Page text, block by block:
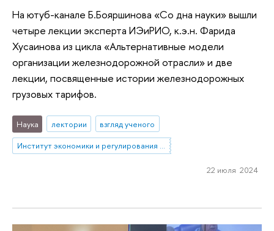
На ютуб-канале Б.Бояршинова «Со дна науки» вышли
четыре лекции эксперта ИЭиРИО, к.э.н. Фарида
Хусаинова из цикла «Альтернативные модели
организации железнодорожной отрасли» и две
лекции, посвященные истории железнодорожных
грузовых тарифов.
Наука лектории
взгляд ученого
Институт экономики и регулирования инфраструктурных отраслей
22 июля 2024